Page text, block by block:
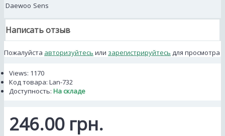
Daewoo Sens
Написать отзыв
Пожалуйста авторизуйтесь или зарегистрируйтесь для просмотра
Views: 1170
Код товара: Lan-732
Доступность: На складе
246.00 грн.